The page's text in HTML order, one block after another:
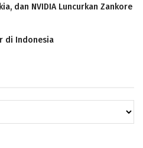
dan NVIDIA Luncurkan Zankore
di Indonesia